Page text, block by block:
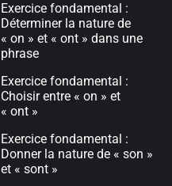
Exercice fondamental :
Déterminer la nature de
« on » et « ont » dans une
phrase
Exercice fondamental :
Choisir entre « on » et
« ont »
Exercice fondamental :
Donner la nature de « son »
et « sont »